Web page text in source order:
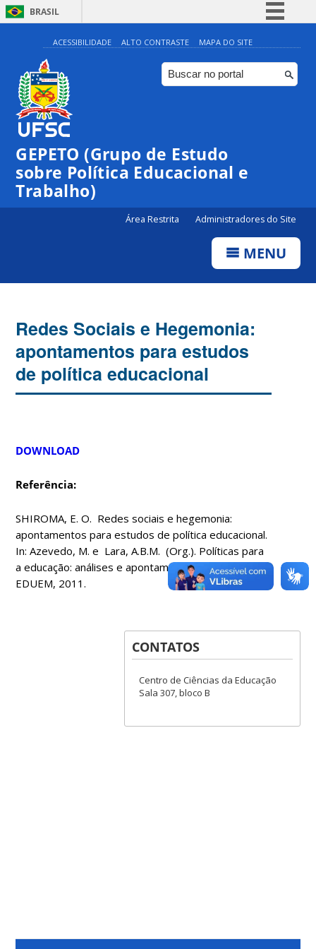
BRASIL
Simplifique!
Comunica BR
Participe
Canais
ACESSIBILIDADE ALTO CONTRASTE MAPA DO SITE
GEPETO (Grupo de Estudo
sobre Política Educacional e
Trabalho)
Área Restrita Administradores do Site
MENU
Redes Sociais e Hegemonia:
apontamentos para estudos
de política educacional
DOWNLOAD
Referência:
SHIROMA, E. O. Redes sociais e hegemonia:
apontamentos para estudos de política educacional.
In: Azevedo, M. e Lara, A.B.M. (Org.). Políticas para
a educação: análises e apontamentos.Maringá:
EDUEM, 2011.
CONTATOS
Centro de Ciências da Educação
Sala 307, bloco B